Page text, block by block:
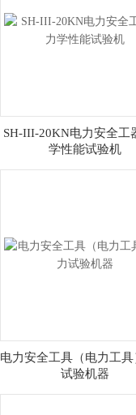
SH-III-20KN电力安全工
学性能试验机
电力安全工具（电力工
试验机器